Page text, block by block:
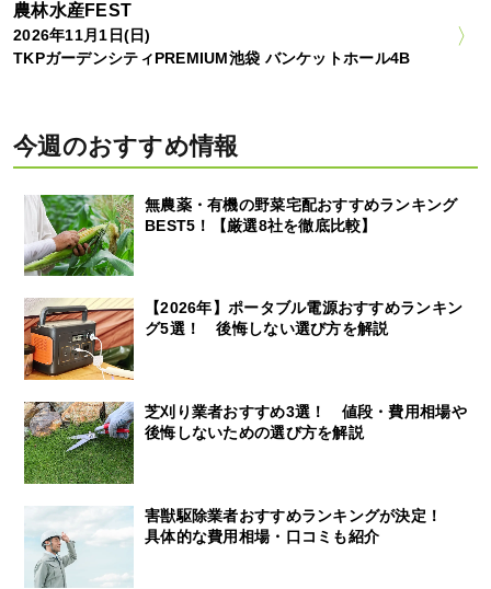
農林水産FEST
2026年11月1日(日)
TKPガーデンシティPREMIUM池袋 バンケットホール4B
今週のおすすめ情報
無農薬・有機の野菜宅配おすすめランキング
BEST5！【厳選8社を徹底比較】
【2026年】ポータブル電源おすすめランキン
グ5選！ 後悔しない選び方を解説
芝刈り業者おすすめ3選！ 値段・費用相場や
後悔しないための選び方を解説
害獣駆除業者おすすめランキングが決定！
具体的な費用相場・口コミも紹介